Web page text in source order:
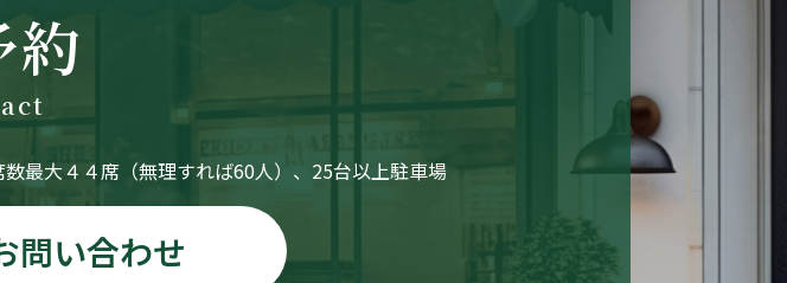
約
数最大４４席（無理すれば60人）、25台以上駐車場
問い合わせ